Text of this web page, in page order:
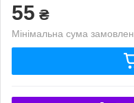
55 ₴
Мінімальна сума